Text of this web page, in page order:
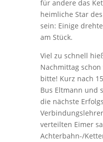
für andere das
heimliche Star
sein: Einige
am Stück.
Viel zu schnell
Nachmittag
bitte! Kurz nach
Bus Eltmann und
die nächste
verteilten Eimer
Achterbahn-/